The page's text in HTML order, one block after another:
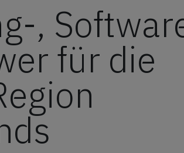
,
für die